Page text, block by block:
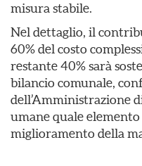
misura stabile.
Nel dettaglio, il
60% del costo
restante 40% sarà
bilancio comunale,
dell’Amministrazione
umane quale
miglioramento della